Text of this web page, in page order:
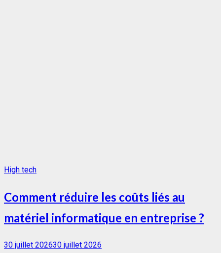
High tech
Comment réduire les coûts liés au
matériel informatique en entreprise ?
Posted
30 juillet 202630 juillet 2026